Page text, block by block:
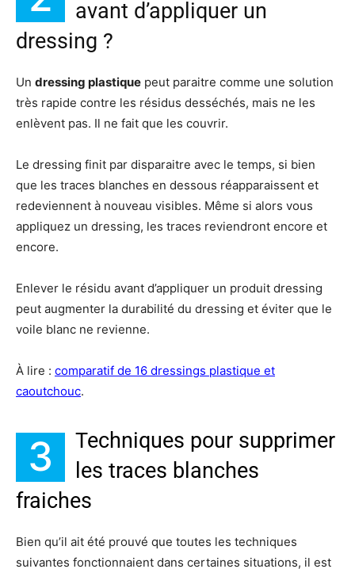
avant d’appliquer un
dressing ?
Un dressing plastique peut paraitre comme une solution
très rapide contre les résidus desséchés, mais ne les
enlèvent pas. Il ne fait que les couvrir.
Le dressing finit par disparaitre avec le temps, si bien
que les traces blanches en dessous réapparaissent et
redeviennent à nouveau visibles. Même si alors vous
appliquez un dressing, les traces reviendront encore et
encore.
Enlever le résidu avant d’appliquer un produit dressing
peut augmenter la durabilité du dressing et éviter que le
voile blanc ne revienne.
À lire : comparatif de 16 dressings plastique et
caoutchouc.
3
Techniques pour supprimer
les traces blanches
fraiches
Bien qu’il ait été prouvé que toutes les techniques
suivantes fonctionnaient dans certaines situations, il est